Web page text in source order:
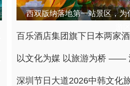
西双版纳落地第一站景区，
深圳节日大道2026中韩文化